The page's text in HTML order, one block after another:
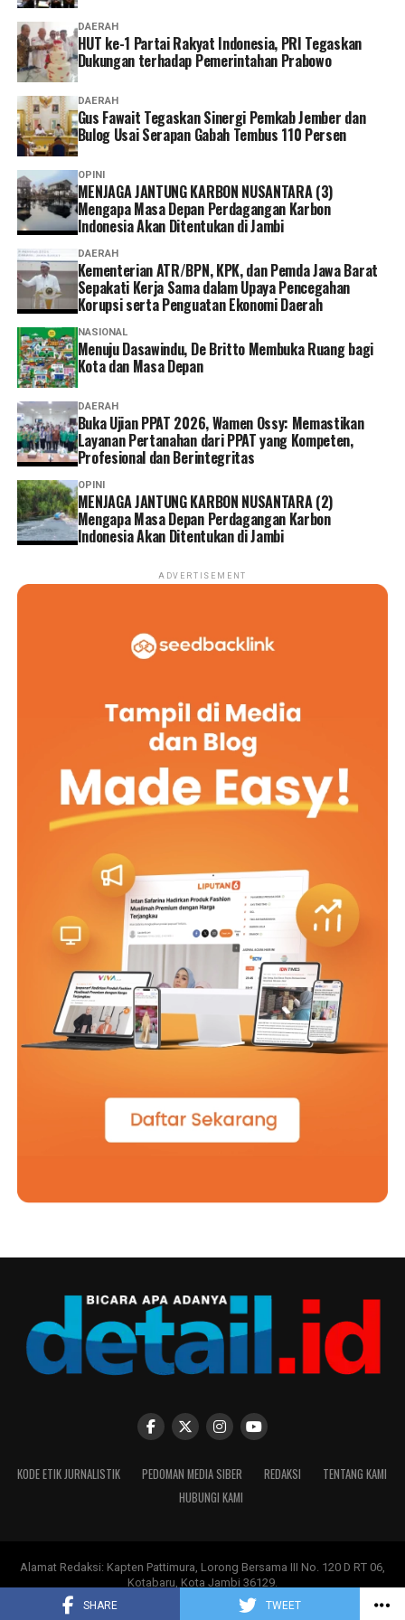
SHARE TWEET
sebagai bentuk perlindungan kesehatan bagi diri sendiri
dan keluarga sekaligus mendukung keberlangsungan
Program JKN.
“Menurut saya, layanan non tatap muka ini sangat
memudahkan karena semua urusan administrasi bisa
diakses cukup melalui handphone. Saya berharap ke
depannya layanannya terus dikembangkan agar semakin
mudah digunakan dan kendala teknis bisa semakin
diminimalkan. Dengan begitu, peserta bisa mengurus
administrasi dengan lebih cepat tanpa harus datang dan
mengantre di kantor,” tuturnya. (*)
DAERAH
HUT ke-1 Partai Rakyat Indonesia, PRI Tegaskan
Dukungan terhadap Pemerintahan Prabowo
DAERAH
Gus Fawait Tegaskan Sinergi Pemkab Jember dan
Bulog Usai Serapan Gabah Tembus 110 Persen
OPINI
MENJAGA JANTUNG KARBON NUSANTARA (3)
Mengapa Masa Depan Perdagangan Karbon
Indonesia Akan Ditentukan di Jambi
DAERAH
Kementerian ATR/BPN, KPK, dan Pemda Jawa Barat
Sepakati Kerja Sama dalam Upaya Pencegahan
Korupsi serta Penguatan Ekonomi Daerah
NASIONAL
Menuju Dasawindu, De Britto Membuka Ruang bagi
Kota dan Masa Depan
DAERAH
Buka Ujian PPAT 2026, Wamen Ossy: Memastikan
Layanan Pertanahan dari PPAT yang Kompeten,
Profesional dan Berintegritas
OPINI
MENJAGA JANTUNG KARBON NUSANTARA (2)
Mengapa Masa Depan Perdagangan Karbon
Indonesia Akan Ditentukan di Jambi
ADVERTISEMENT
KODE ETIK JURNALISTIK PEDOMAN MEDIA SIBER REDAKSI
TENTANG KAMI
HUBUNGI KAMI
Alamat Redaksi: Kapten Pattimura, Lorong Bersama III No. 120 D RT 06,
Kotabaru, Kota Jambi 36129.
Copyright ©
PT Moksha Multi Media